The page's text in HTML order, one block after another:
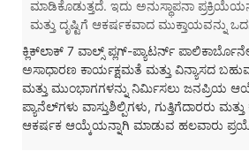
ಮಾಡಿಕೊಡುತ್ತದೆ. ಇದು ಅನುಸ್ಥಾಪನಾ
ಮತ್ತು ದೃಷ್ಟಿಗೆ ಆಕರ್ಷಕವಾದ ಮುಕ್ತಾಯವನ್ನು
ಕ್ಲಿಕ್‌ಲಾಕ್ 7 ವಾಲ್ಸ್ ಪ್ಲಗ್-ಪ್ಯಾಟರ್ನ್
ಅಸಾಧಾರಣ ಕಾರ್ಯಕ್ಷಮತೆ ಮತ್ತು ವಿನ್ಯಾಸದ
ಮತ್ತು ಮುಂಭಾಗಗಳನ್ನು ನಿರ್ಮಿಸಲು ಜನಪ್ರಿಯ
ಪ್ಯಾನೆಲ್‌ಗಳು ವಾಸ್ತುಶಿಲ್ಪಿಗಳು, ಗುತ್ತಿಗೆದಾರರು
ಆಕರ್ಷಕ ಆಯ್ಕೆಯನ್ನಾಗಿ ಮಾಡುವ ಹಲವಾರು